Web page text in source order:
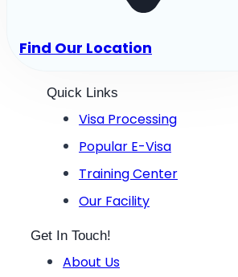
Find Our Location
Quick Links
Visa Processing
Popular E-Visa
Training Center
Our Facility
Get In Touch!
About Us